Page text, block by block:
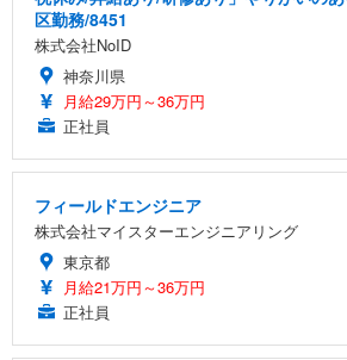
区勤務/8451
株式会社NoID
神奈川県
月給29万円～36万円
正社員
フィールドエンジニア
株式会社マイスターエンジニアリング
東京都
月給21万円～36万円
正社員